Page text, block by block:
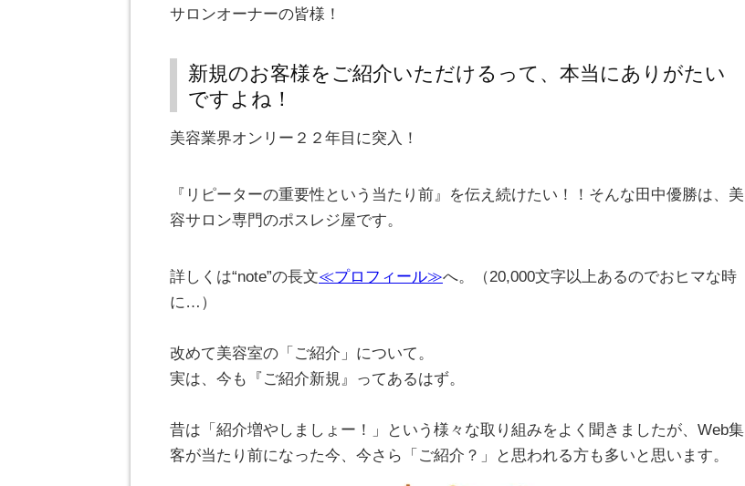
サロンオーナーの皆様！
新規のお客様をご紹介いただけるって、本当にありがたい
ですよね！
美容業界オンリー２２年目に突入！
『リピーターの重要性という当たり前』を伝え続けたい！！そんな田中優勝は、美
容サロン専門のポスレジ屋です。
詳しくは“note”の長文≪プロフィール≫へ。（20,000文字以上あるのでおヒマな時
に…）
改めて美容室の「ご紹介」について。
実は、今も『ご紹介新規』ってあるはず。
昔は「紹介増やしましょー！」という様々な取り組みをよく聞きましたが、Web集
客が当たり前になった今、今さら「ご紹介？」と思われる方も多いと思います。